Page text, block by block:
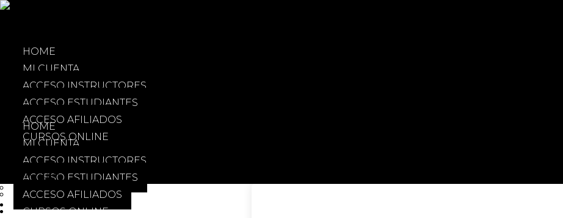
HOME
MI CUENTA
ACCESO INSTRUCTORES
ACCESO ESTUDIANTES
ACCESO AFILIADOS
CURSOS ONLINE
ACADEMIA
ESCRITORIO
CURSOS ONLINE
NUESTRO ESTUDIO
HOME
MI CUENTA
ACCESO INSTRUCTORES
ACCESO ESTUDIANTES
ACCESO AFILIADOS
CURSOS ONLINE
0.00 0 Cart